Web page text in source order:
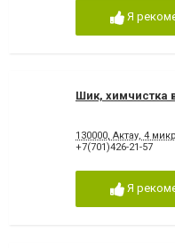
Я
Шик, химчистка
130000, Актау, 4
+7(701)426-21-57
Я